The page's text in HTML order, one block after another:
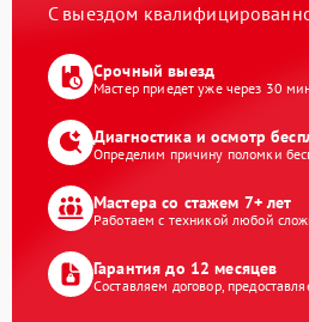
С выездом
Срочный выезд
Мастер приедет уже через 30
Диагностика и осмотр
Определим причину поломки
Мастера со стажем 7+ лет
Работаем с техникой любой
Гарантия до 12 месяцев
Составляем договор,